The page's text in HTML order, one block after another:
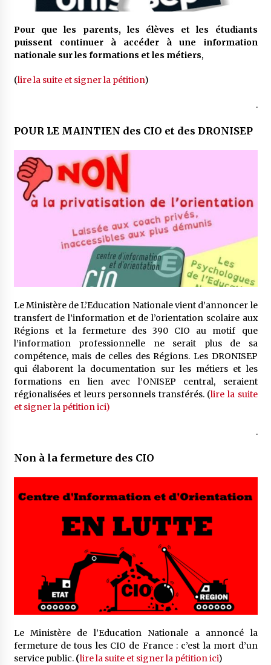
Pour que les parents, les élèves et les étudiants
puissent continuer à accéder à une information
nationale sur les formations et les métiers,
(lire la suite et signer la pétition)
.
POUR LE MAINTIEN des CIO et des DRONISEP
Le Ministère de L’Education Nationale vient d’annoncer le
transfert de l’information et de l’orientation scolaire aux
Régions et la fermeture des 390 CIO au motif que
l’information professionnelle ne serait plus de sa
compétence, mais de celles des Régions. Les DRONISEP
qui élaborent la documentation sur les métiers et les
formations en lien avec l’ONISEP central, seraient
régionalisées et leurs personnels transférés. (lire la suite
et signer la pétition ici)
.
Non à la fermeture des CIO
Le Ministère de l’Education Nationale a annoncé la
fermeture de tous les CIO de France : c’est la mort d’un
service public. (lire la suite et signer la pétition ici)